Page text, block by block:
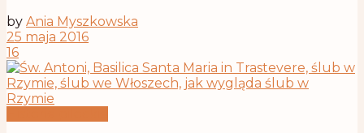
by Ania Myszkowska
25 maja 2016
16